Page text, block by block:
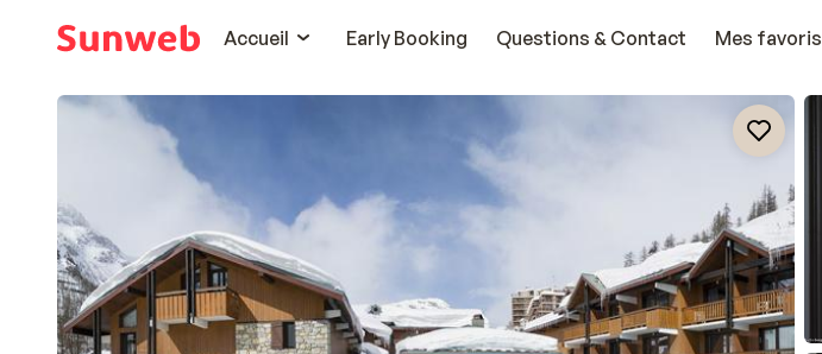
Accueil
Early Booking Questions & Contact Mes favoris